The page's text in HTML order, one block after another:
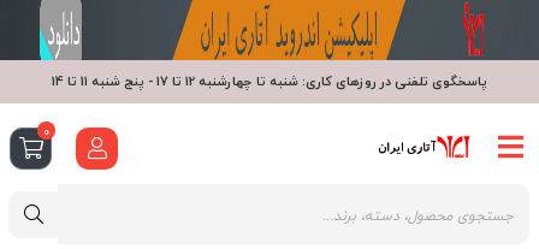
پاسخگوی تلفنی در روزهای کاری: شنبه تا چهارشنبه 12 تا 17 - پنج شنبه 11 تا 14
0